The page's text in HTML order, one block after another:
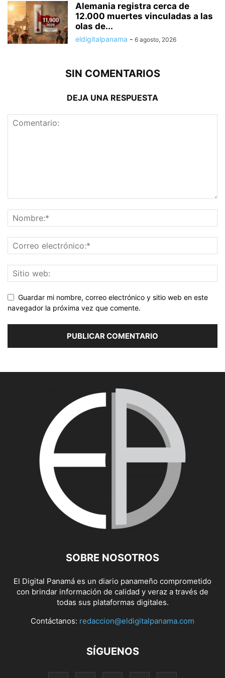
Alemania registra cerca de
12.000 muertes vinculadas a las
olas de...
eldigitalpanama - 6 agosto, 2026
SIN COMENTARIOS
DEJA UNA RESPUESTA
Guardar mi nombre, correo electrónico y sitio web en este
navegador la próxima vez que comente.
SOBRE NOSOTROS
El Digital Panamá es un diario panameño comprometido
con brindar información de calidad y veraz a través de
todas sus plataformas digitales.
Contáctanos: redaccion@eldigitalpanama.com
SÍGUENOS